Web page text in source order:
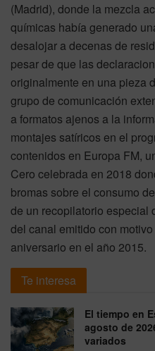
(Madrid), donde la mezcla
químicas había generado
desalojar a decenas de
pesar de que las
originalmente en una pieza
grupo de comunicación
a formatos ajenos a la
montajes satíricos en el
contenidos en Europa FM,
Cero celebrada en 2018
bromas sobre el consumo
de un recopilatorio especial
del canal emitido con
aniversario en el año 2015.
Te interesa
El tiempo en
agosto de
variados